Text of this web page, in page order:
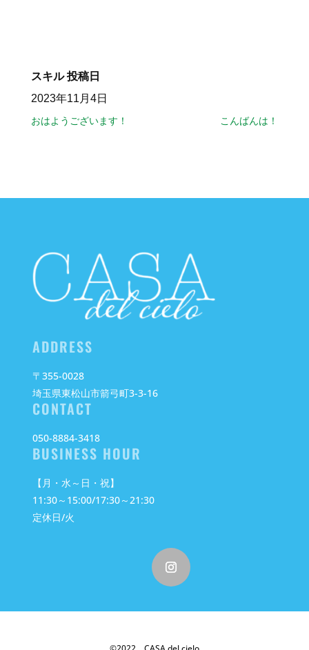
スキル 投稿日
2023年11月4日
おはようございます！ こんばんは！
ADDRESS
〒355-0028
埼玉県東松山市箭弓町3-3-16
CONTACT
050-8884-3418
BUSINESS HOUR
【月・水～日・祝】
11:30～15:00/17:30～21:30
定休日/火